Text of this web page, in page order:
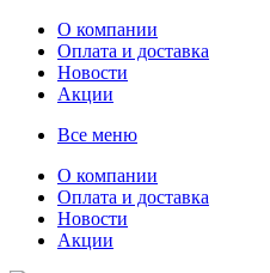
О компании
Оплата и доставка
Новости
Акции
Все меню
О компании
Оплата и доставка
Новости
Акции